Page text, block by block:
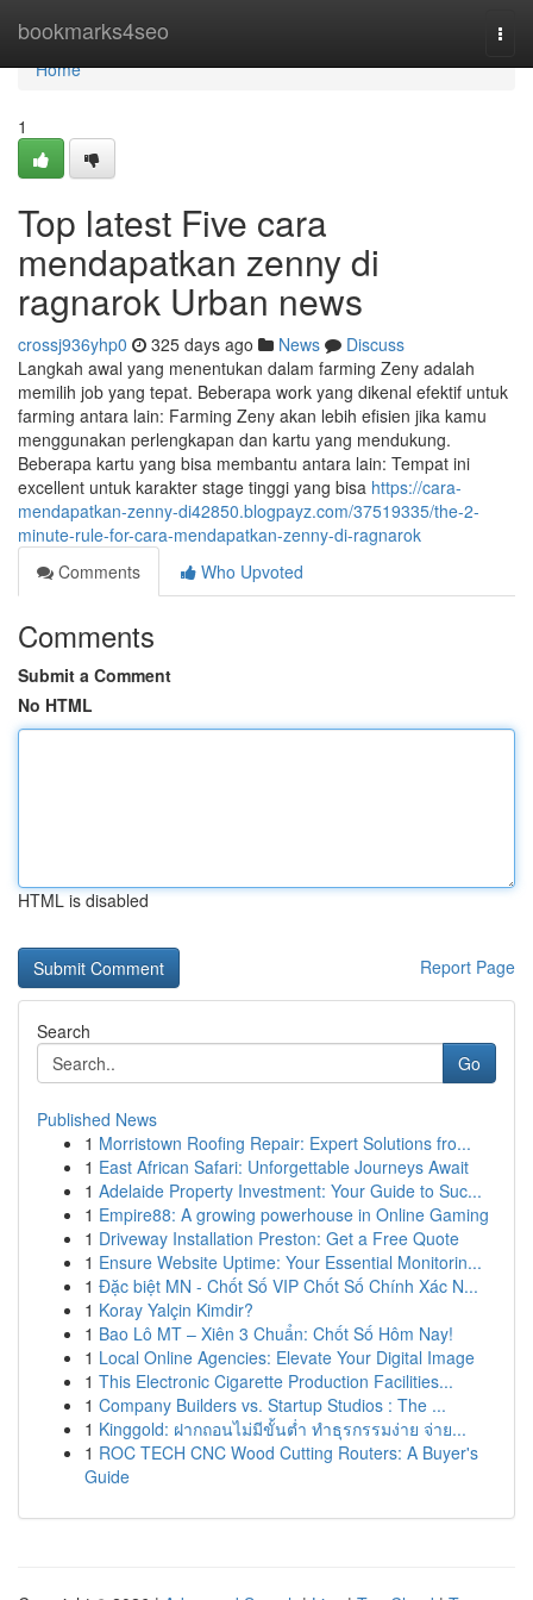
bookmarks4seo
Home
Home
1
Top latest Five cara
mendapatkan zenny di
ragnarok Urban news
crossj936yhp0 325 days ago News
Discuss
Langkah awal yang menentukan dalam farming Zeny adalah
memilih job yang tepat. Beberapa work yang dikenal efektif untuk
farming antara lain: Farming Zeny akan lebih efisien jika kamu
menggunakan perlengkapan dan kartu yang mendukung.
Beberapa kartu yang bisa membantu antara lain: Tempat ini
excellent untuk karakter stage tinggi yang bisa https://cara-
mendapatkan-zenny-di42850.blogpayz.com/37519335/the-2-
minute-rule-for-cara-mendapatkan-zenny-di-ragnarok
Comments
Who Upvoted
Comments
Submit a Comment
No HTML
HTML is disabled
Report Page
Search
Go
Published News
1 Morristown Roofing Repair: Expert Solutions fro...
1 East African Safari: Unforgettable Journeys Await
1 Adelaide Property Investment: Your Guide to Suc...
1 Empire88: A growing powerhouse in Online Gaming
1 Driveway Installation Preston: Get a Free Quote
1 Ensure Website Uptime: Your Essential Monitorin...
1 Đặc biệt MN - Chốt Số VIP Chốt Số Chính Xác N...
1 Koray Yalçin Kimdir?
1 Bao Lô MT – Xiên 3 Chuẩn: Chốt Số Hôm Nay!
1 Local Online Agencies: Elevate Your Digital Image
1 This Electronic Cigarette Production Facilities...
1 Company Builders vs. Startup Studios : The ...
1 Kinggold: ฝากถอนไม่มีขั้นต่ำ ทำธุรกรรมง่าย จ่าย...
1 ROC TECH CNC Wood Cutting Routers: A Buyer's
Guide